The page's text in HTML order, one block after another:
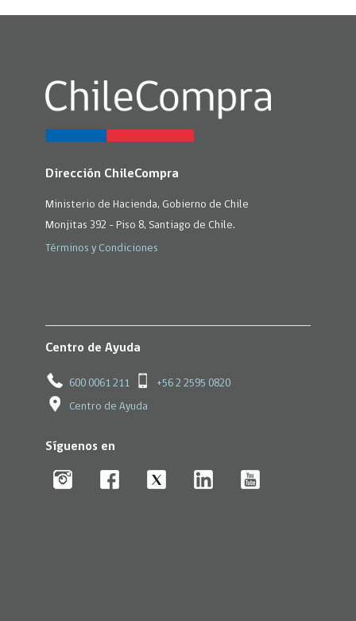
Dirección ChileCompra
Ministerio de Hacienda, Gobierno de Chile
Monjitas 392 - Piso 8, Santiago de Chile.
Términos y Condiciones
Centro de Ayuda
600 0061 211 +56 2 2595 0820
Centro de Ayuda
Síguenos en